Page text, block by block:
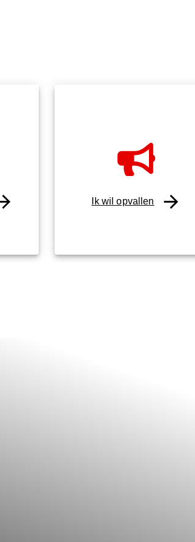
Ik wil opvallen